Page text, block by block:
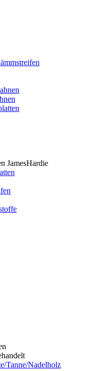
JamesHardie
Tanne/Nadelholz